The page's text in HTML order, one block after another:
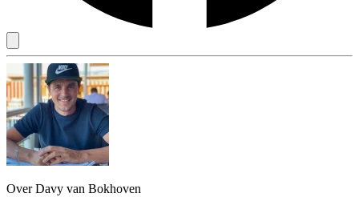
Over Davy van Bokhoven